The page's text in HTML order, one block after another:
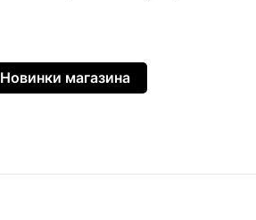
Новинки магазина